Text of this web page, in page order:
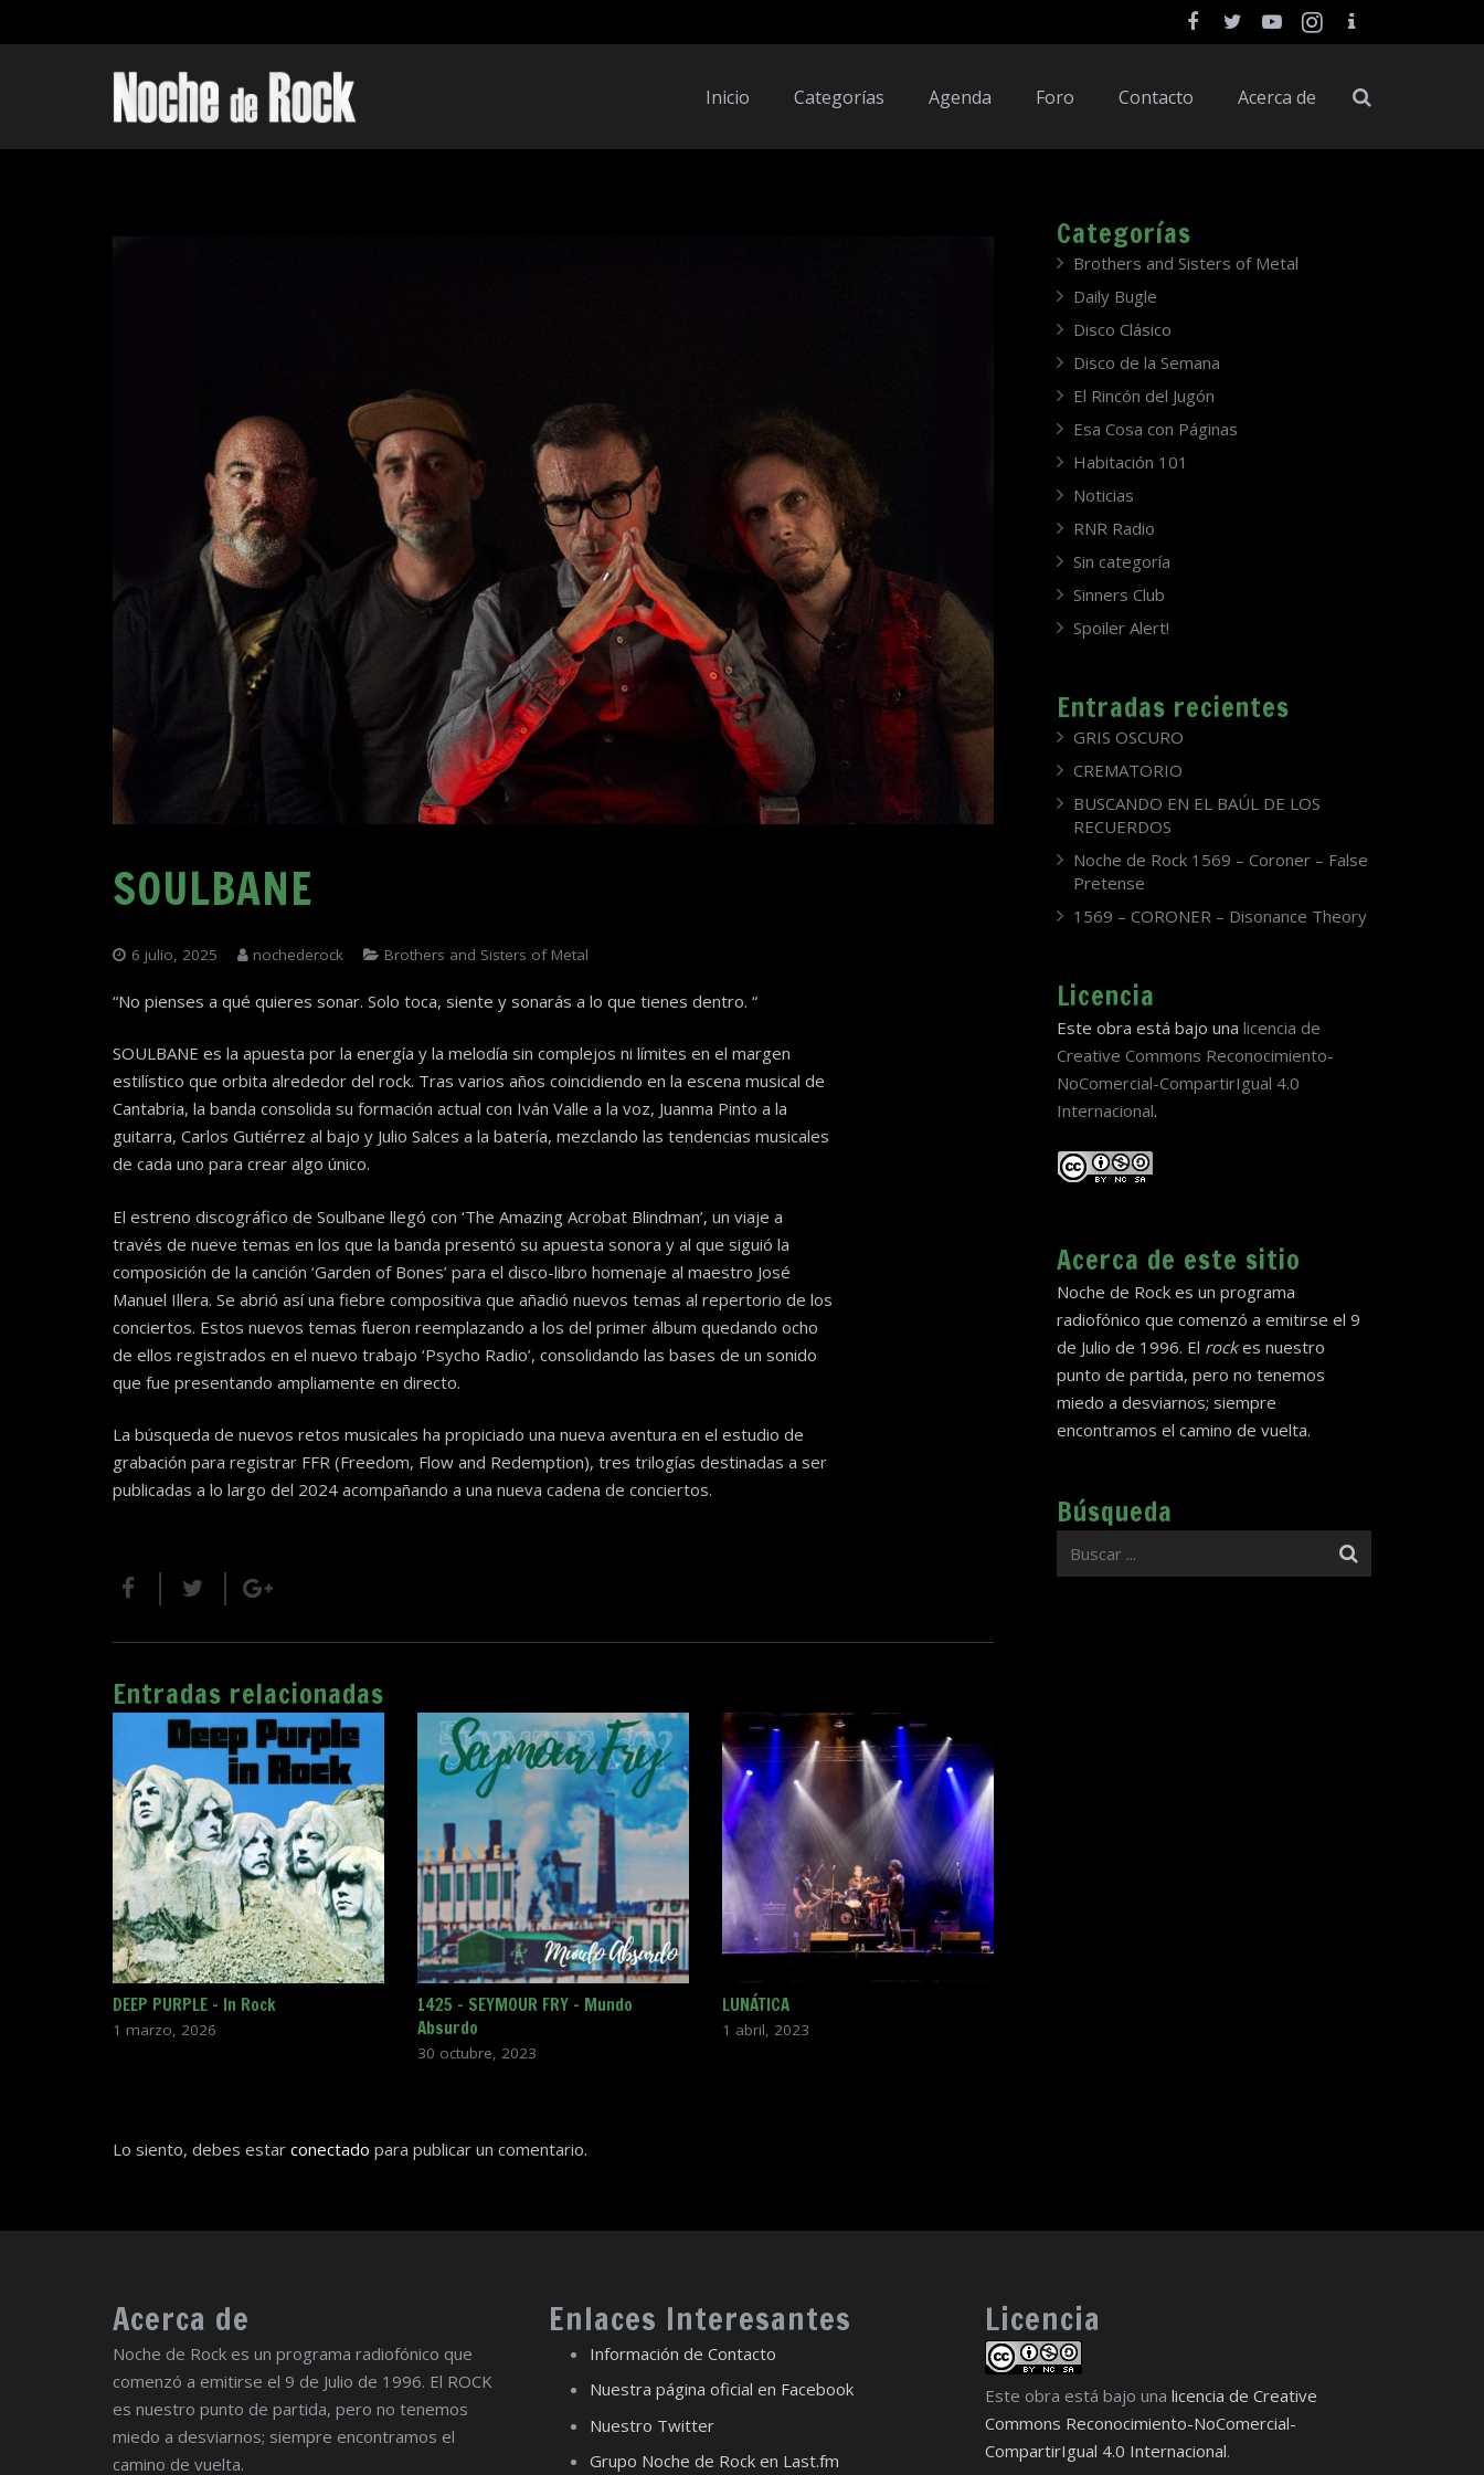
Inicio Categorías Agenda Foro Contacto Acerca de
SOULBANE
6 julio, 2025 nochederock Brothers and Sisters of Metal
“No pienses a qué quieres sonar. Solo toca, siente y sonarás a lo que tienes dentro. “
SOULBANE es la apuesta por la energía y la melodía sin complejos ni límites en el margen
estilístico que orbita alrededor del rock. Tras varios años coincidiendo en la escena musical de
Cantabria, la banda consolida su formación actual con Iván Valle a la voz, Juanma Pinto a la
guitarra, Carlos Gutiérrez al bajo y Julio Salces a la batería, mezclando las tendencias musicales
de cada uno para crear algo único.
El estreno discográfico de Soulbane llegó con ‘The Amazing Acrobat Blindman’, un viaje a
través de nueve temas en los que la banda presentó su apuesta sonora y al que siguió la
composición de la canción ‘Garden of Bones’ para el disco-libro homenaje al maestro José
Manuel Illera. Se abrió así una fiebre compositiva que añadió nuevos temas al repertorio de los
conciertos. Estos nuevos temas fueron reemplazando a los del primer álbum quedando ocho
de ellos registrados en el nuevo trabajo ‘Psycho Radio’, consolidando las bases de un sonido
que fue presentando ampliamente en directo.
La búsqueda de nuevos retos musicales ha propiciado una nueva aventura en el estudio de
grabación para registrar FFR (Freedom, Flow and Redemption), tres trilogías destinadas a ser
publicadas a lo largo del 2024 acompañando a una nueva cadena de conciertos.
Entradas relacionadas
DEEP PURPLE – In Rock
1 marzo, 2026
1425 – SEYMOUR FRY – Mundo
Absurdo
30 octubre, 2023
LUNÁTICA
1 abril, 2023
Lo siento, debes estar conectado para publicar un comentario.
Categorías
Brothers and Sisters of Metal
Daily Bugle
Disco Clásico
Disco de la Semana
El Rincón del Jugón
Esa Cosa con Páginas
Habitación 101
Noticias
RNR Radio
Sin categoría
Sinners Club
Spoiler Alert!
Entradas recientes
GRIS OSCURO
CREMATORIO
BUSCANDO EN EL BAÚL DE LOS
RECUERDOS
Noche de Rock 1569 – Coroner – False
Pretense
1569 – CORONER – Disonance Theory
Licencia
Este obra está bajo una licencia de
Creative Commons Reconocimiento-
NoComercial-CompartirIgual 4.0
Internacional.
Acerca de este sitio
Noche de Rock es un programa
radiofónico que comenzó a emitirse el 9
de Julio de 1996. El rockes nuestro
punto de partida, pero no tenemos
miedo a desviarnos; siempre
encontramos el camino de vuelta.
Búsqueda
Acerca de
Noche de Rock es un programa radiofónico que
comenzó a emitirse el 9 de Julio de 1996. El ROCK
es nuestro punto de partida, pero no tenemos
miedo a desviarnos; siempre encontramos el
camino de vuelta.
Enlaces Interesantes
Información de Contacto
Nuestra página oficial en Facebook
Nuestro Twitter
Grupo Noche de Rock en Last.fm
Licencia
Este obra está bajo una licencia de Creative
Commons Reconocimiento-NoComercial-
CompartirIgual 4.0 Internacional.